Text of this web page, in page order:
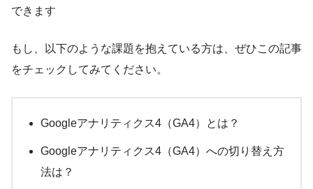
できます
もし、以下のような課題を抱えている方は、ぜひこの記事
をチェックしてみてください。
Googleアナリティクス4（GA4）とは？
Googleアナリティクス4（GA4）への切り替え方
法は？